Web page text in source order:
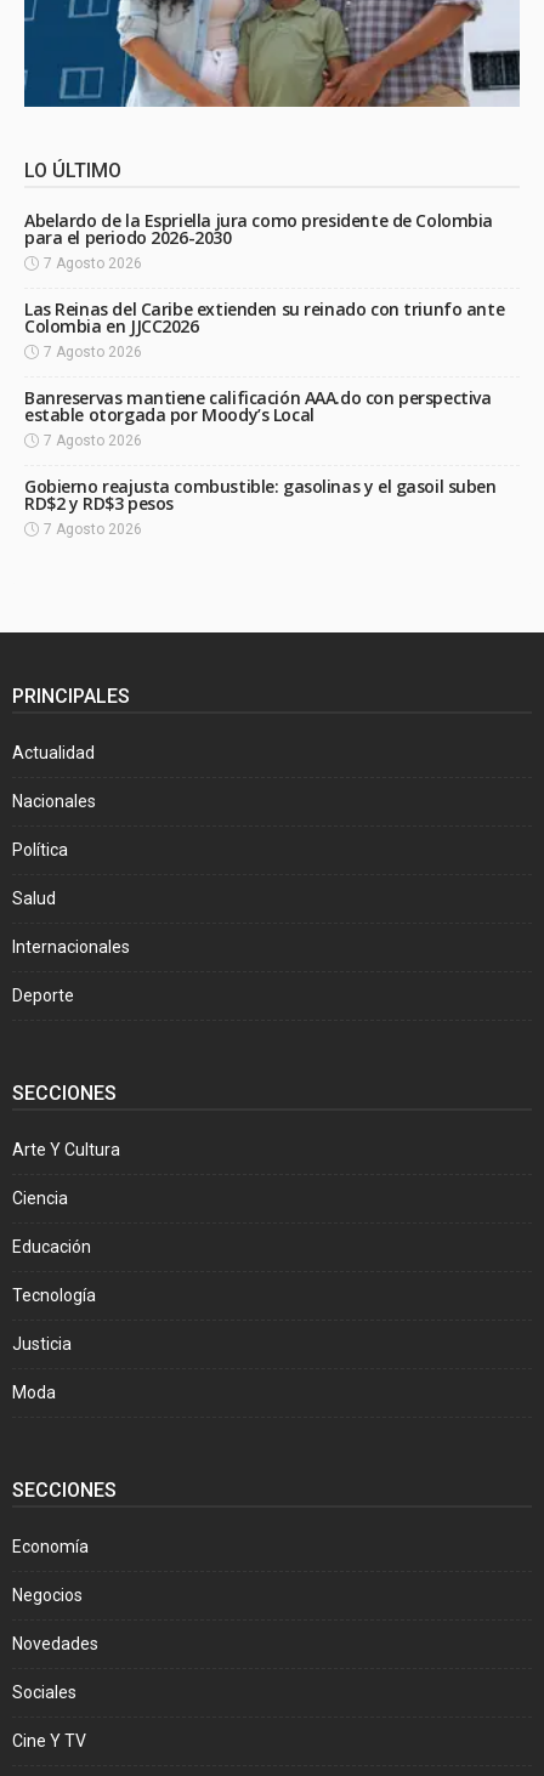
LO ÚLTIMO
Abelardo de la Espriella jura como presidente de Colombia
para el periodo 2026-2030
7 Agosto 2026
Las Reinas del Caribe extienden su reinado con triunfo ante
Colombia en JJCC2026
7 Agosto 2026
Banreservas mantiene calificación AAA.do con perspectiva
estable otorgada por Moody’s Local
7 Agosto 2026
Gobierno reajusta combustible: gasolinas y el gasoil suben
RD$2 y RD$3 pesos
7 Agosto 2026
PRINCIPALES
Actualidad
Nacionales
Política
Salud
Internacionales
Deporte
SECCIONES
Arte Y Cultura
Ciencia
Educación
Tecnología
Justicia
Moda
SECCIONES
Economía
Negocios
Novedades
Sociales
Cine Y TV